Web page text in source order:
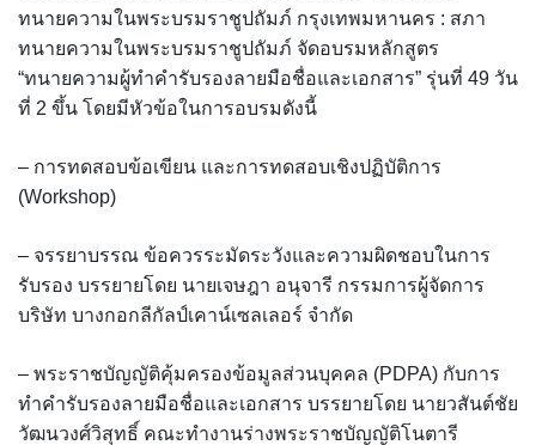
ทนายความในพระบรมราชูปถัมภ์ กรุงเทพมหานคร : สภา
ทนายความในพระบรมราชูปถัมภ์ จัดอบรมหลักสูตร
“ทนายความผู้ทำคำรับรองลายมือชื่อและเอกสาร” รุ่นที่ 49 วัน
ที่ 2 ขึ้น โดยมีหัวข้อในการอบรมดังนี้
– การทดสอบข้อเขียน และการทดสอบเชิงปฏิบัติการ
(Workshop)
– จรรยาบรรณ ข้อควรระมัดระวังและความผิดชอบในการ
รับรอง บรรยายโดย นายเจษฎา อนุจารี กรรมการผู้จัดการ
บริษัท บางกอกลีกัลป์เคาน์เซลเลอร์ จำกัด
– พระราชบัญญัติคุ้มครองข้อมูลส่วนบุคคล (PDPA) กับการ
ทำคำรับรองลายมือชื่อและเอกสาร บรรยายโดย นายวสันต์ชัย
วัฒนวงศ์วิสุทธิ์ คณะทำงานร่างพระราชบัญญัติโนตารี